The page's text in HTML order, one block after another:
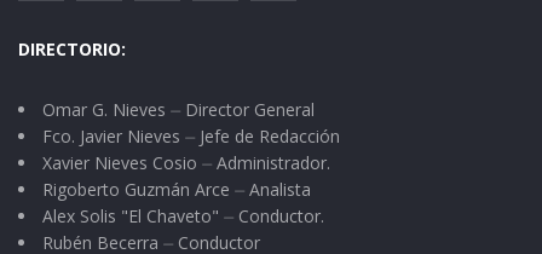
DIRECTORIO:
Omar G. Nieves ⏤ Director General
Fco. Javier Nieves ⏤ Jefe de Redacción
Xavier Nieves Cosio ⏤ Administrador.
Rigoberto Guzmán Arce ⏤ Analista
Alex Solis "El Chaveto" ⏤ Conductor.
Rubén Becerra ⏤ Conductor